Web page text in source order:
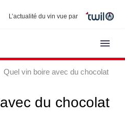
L’actualité du vin vue par
Quel vin boire avec du chocolat
avec du chocolat